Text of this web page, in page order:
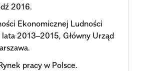
2016.
Ekonomicznej Ludności
lata 2013–2015, Główny Urząd
pracy w Polsce.